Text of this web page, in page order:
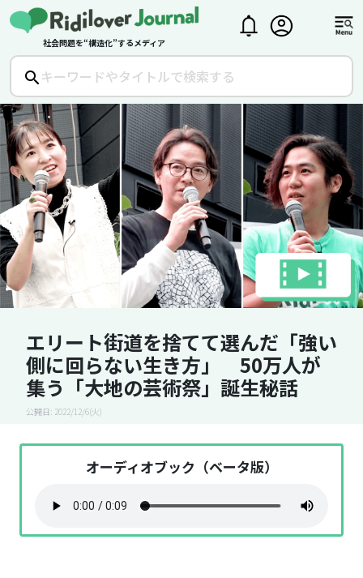
社会問題を“構造化”するメディア
エリート街道を捨てて選んだ「強い
側に回らない生き方」 50万人が
集う「大地の芸術祭」誕生秘話
公開日: 2022/12/6(火)
オーディオブック（ベータ版）